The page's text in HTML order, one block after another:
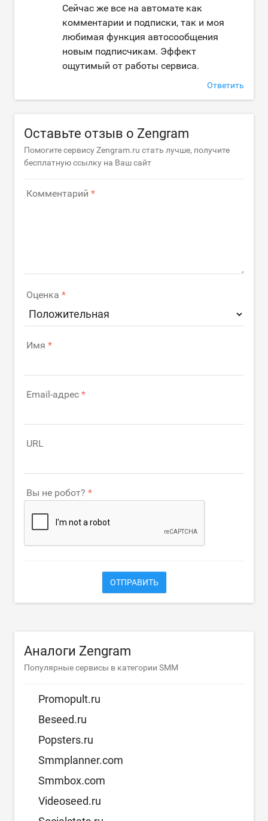
Сейчас же все на автомате как
комментарии и подписки, так и моя
любимая функция автосообщения
новым подписчикам. Эффект
ощутимый от работы сервиса.
Ответить
Оставьте отзыв о Zengram
Помогите сервису Zengram.ru стать лучше, получите
бесплатную ссылку на Ваш сайт
Комментарий
Оценка
Имя
Email-адрес
URL
Вы не робот?
ОТПРАВИТЬ
Аналоги Zengram
Популярные сервисы в категории SMM
Promopult.ru
Beseed.ru
Popsters.ru
Smmplanner.com
Smmbox.com
Videoseed.ru